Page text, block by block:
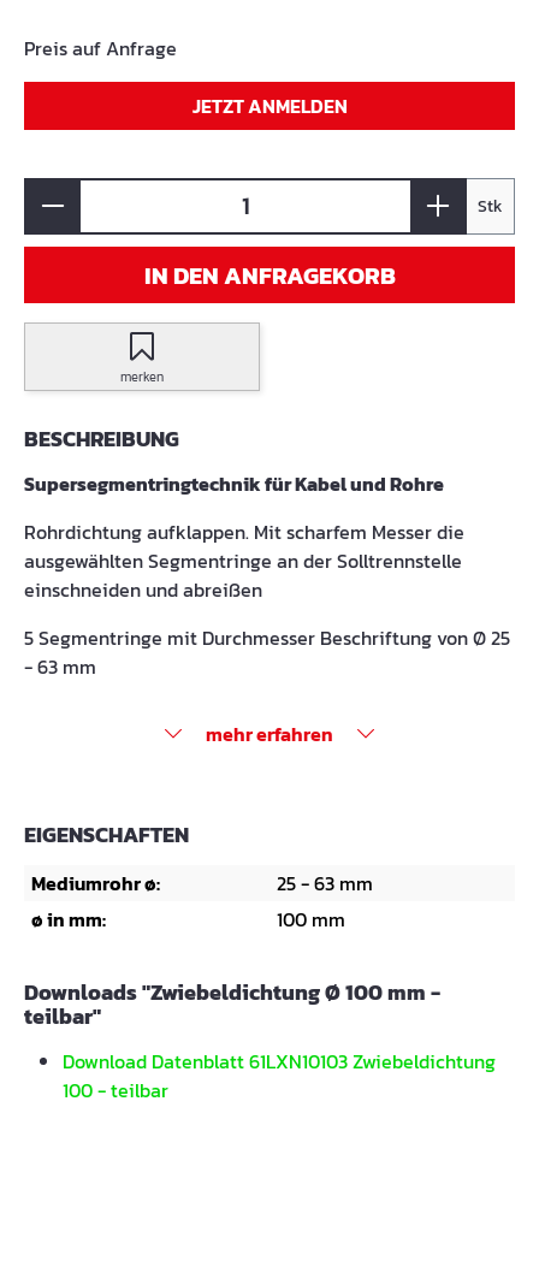
Preis auf Anfrage
JETZT ANMELDEN
Stk
IN DEN ANFRAGEKORB
merken
BESCHREIBUNG
Supersegmentringtechnik für Kabel und Rohre
Rohrdichtung aufklappen. Mit scharfem Messer die
ausgewählten Segmentringe an der Solltrennstelle
einschneiden und abreißen
5 Segmentringe mit Durchmesser Beschriftung von Ø 25
- 63 mm
mehr erfahren
EIGENSCHAFTEN
Mediumrohr ø:
25 - 63 mm
ø in mm:
100 mm
Downloads "Zwiebeldichtung Ø 100 mm -
teilbar"
Download Datenblatt 61LXN10103 Zwiebeldichtung
100 - teilbar